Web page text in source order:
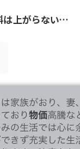
は上がらない…